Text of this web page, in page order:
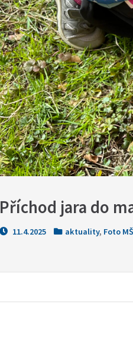
Příchod jara do
11.4.2025 aktuality, Foto MŠ